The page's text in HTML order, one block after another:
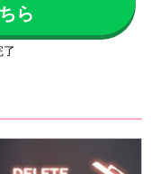
ら
了